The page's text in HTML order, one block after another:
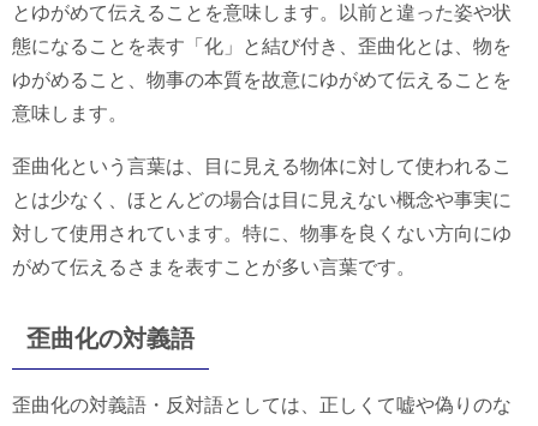
とゆがめて伝えることを意味します。以前と違った姿や状
態になることを表す「化」と結び付き、歪曲化とは、物を
ゆがめること、物事の本質を故意にゆがめて伝えることを
意味します。
歪曲化という言葉は、目に見える物体に対して使われるこ
とは少なく、ほとんどの場合は目に見えない概念や事実に
対して使用されています。特に、物事を良くない方向にゆ
がめて伝えるさまを表すことが多い言葉です。
歪曲化の対義語
歪曲化の対義語・反対語としては、正しくて嘘や偽りのな